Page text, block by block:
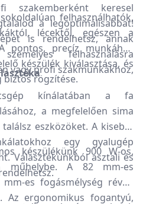
szakemberként keresel
a legoptimálisabbat!
is rendelhetsz, annak
felhasználásra
vagy profi szakmunkákhoz,
felhasználhatók,
lécektől, egészen a
pontos, precíz munkához
készülék kiválasztása, és
biztos rögzítése.
kínálatában a fa
a megfelelően sima
eszközöket. A kisebb-
egy gyalugép
Választékunkból asztali és
készülékünk 900 W-os,
műhelybe. A 82 mm-es
es fogásmélység révén
Az ergonomikus fogantyú,